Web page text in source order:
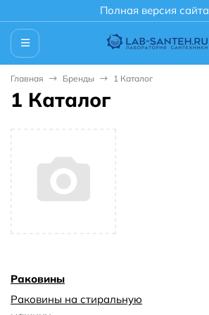
Полная версия сайта
Главная Бренды 1 Каталог
1 Каталог
Раковины
Раковины на стиральную